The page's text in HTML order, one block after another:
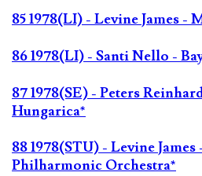
85 1978(LI) - Levine James -
86 1978(LI) - Santi Nello -
87 1978(SE) - Peters
Hungarica*
88 1978(STU) - Levine
Philharmonic Orchestra*